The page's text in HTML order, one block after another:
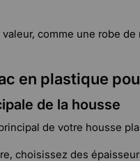
comme une robe
en plastique
de la housse
de votre housse
choisissez des